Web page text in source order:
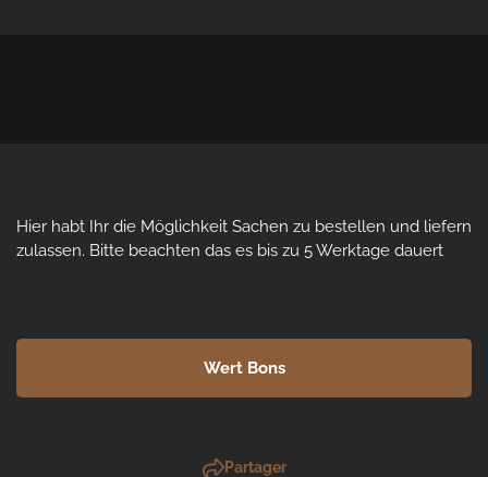
Hier habt Ihr die Möglichkeit Sachen zu bestellen und liefern
zulassen. Bitte beachten das es bis zu 5 Werktage dauert
Wert Bons
Partager